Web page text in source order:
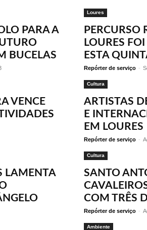
PARA A
BUCELAS
Loures
PERCURSO
LOURES
ESTA
Repórter de serviço -
VENCE
Cultura
ARTISTAS
E
EM LOURES
Repórter de serviço -
LAMENTA
Cultura
SANTO
COM TRÊS
Repórter de serviço -
Ambiente